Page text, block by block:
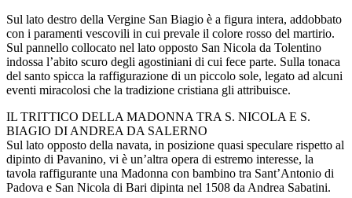
Sul lato destro della Vergine San Biagio è a figura intera, addobbato
con i paramenti vescovili in cui prevale il colore rosso del martirio.
Sul pannello collocato nel lato opposto San Nicola da Tolentino
indossa l’abito scuro degli agostiniani di cui fece parte. Sulla tonaca
del santo spicca la raffigurazione di un piccolo sole, legato ad alcuni
eventi miracolosi che la tradizione cristiana gli attribuisce.
IL TRITTICO DELLA MADONNA TRA S. NICOLA E S.
BIAGIO DI ANDREA DA SALERNO
Sul lato opposto della navata, in posizione quasi speculare rispetto al
dipinto di Pavanino, vi è un’altra opera di estremo interesse, la
tavola raffigurante una Madonna con bambino tra Sant’Antonio di
Padova e San Nicola di Bari dipinta nel 1508 da Andrea Sabatini.